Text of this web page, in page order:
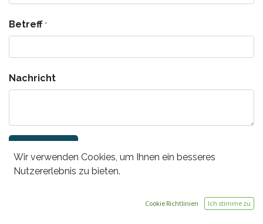
Betreff *
Nachricht
Wir verwenden Cookies, um Ihnen ein besseres
Nutzererlebnis zu bieten.
Cookie Richtlinien Ich stimme zu